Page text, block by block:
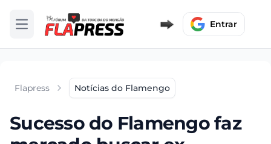
Abrir menu Entrar
Flapress Notícias do Flamengo
Sucesso do Flamengo faz